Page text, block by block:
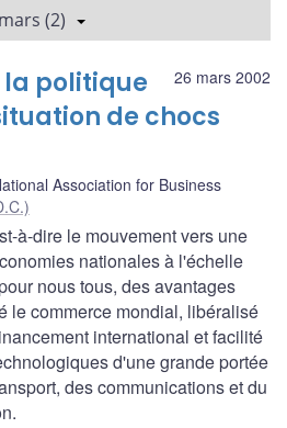
mars (2)
26 mars 2002
la politique
de chocs
Association for Business
à-dire le mouvement vers une
nationales à l'échelle
nous tous, des avantages
le commerce mondial, libéralisé
international et facilité
d'une grande portée
des communications et du